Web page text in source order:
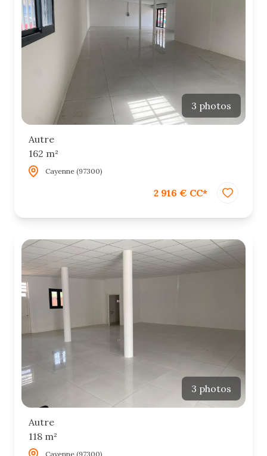
3 photos
Autre
162 m²
Cayenne (97300)
2 916 € CC*
3 photos
Autre
118 m²
Cayenne (97300)